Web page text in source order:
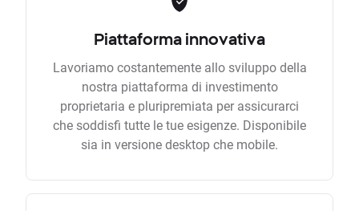
Piattaforma innovativa
Lavoriamo costantemente allo sviluppo della
nostra piattaforma di investimento
proprietaria e pluripremiata per assicurarci
che soddisfi tutte le tue esigenze. Disponibile
sia in versione desktop che mobile.